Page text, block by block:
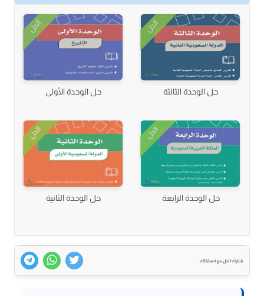
الحل
حل الوحدة الثالثة
الحل
حل الوحدة الأولى
الحل
حل الوحدة الرابعة
الحل
حل الوحدة الثانية
شارك الحل مع اصدقائك